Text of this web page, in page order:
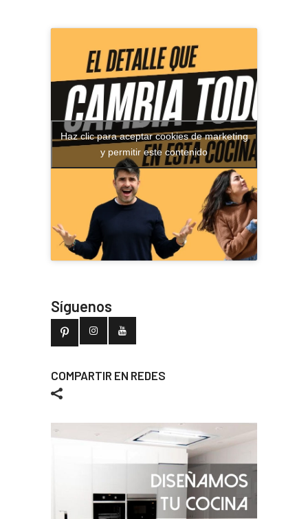
Haz clic para aceptar cookies de marketing
y permitir este contenido
Síguenos
COMPARTIR EN REDES